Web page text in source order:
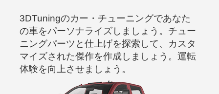
3DTuningのカー・チューニングであなた
の車をパーソナライズしましょう。チュー
ニングパーツと仕上げを探索して、カスタ
マイズされた傑作を作成しましょう。運転
体験を向上させましょう。